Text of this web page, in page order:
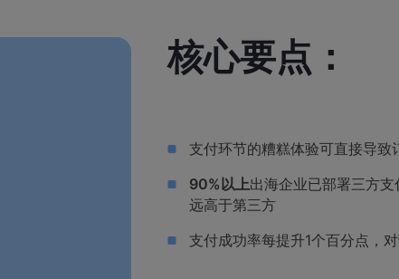
核心要点：
支付环节的糟糕体验可直接导致
90%以上出海企业已部署三方支
远高于第三方
支付成功率每提升1个百分点，